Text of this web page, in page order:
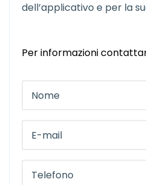
dell’applicativo e per la
Per informazioni